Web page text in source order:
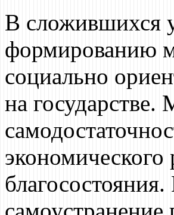
В сложившихся
формированию
социально
на государстве.